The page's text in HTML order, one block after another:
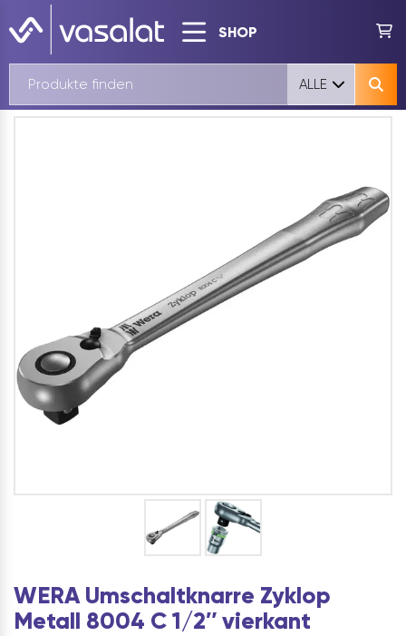
SHOP
ALLE
WERA Umschaltknarre Zyklop
Metall 8004 C 1/2″ vierkant